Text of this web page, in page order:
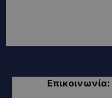
Επικοινωνία: